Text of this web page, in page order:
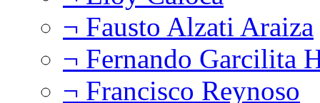
¬ Fausto Alzati Araiza
¬ Fernando Garcilita
¬ Francisco Reynoso